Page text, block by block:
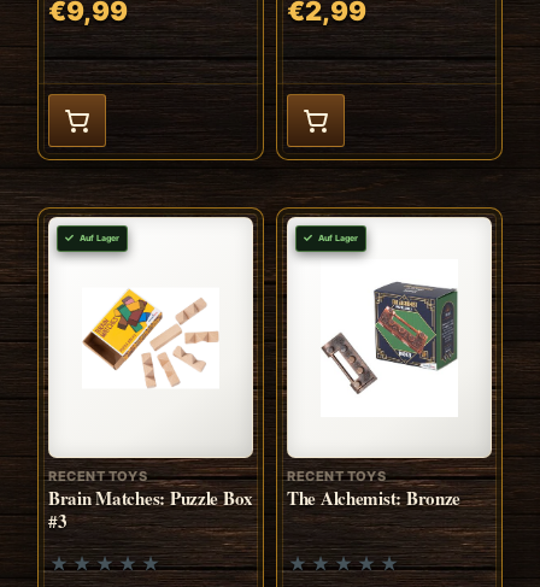
€9,99 €2,99
Auf Lager
RECENT TOYS
Brain Matches: Puzzle Box
#3
Auf Lager
RECENT TOYS
The Alchemist: Bronze